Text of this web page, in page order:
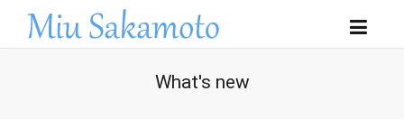
What's new